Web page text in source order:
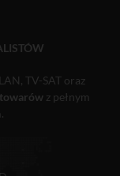
TV-SAT oraz
z pełnym